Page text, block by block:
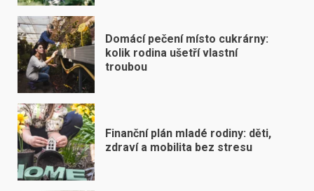
Domácí pečení místo cukrárny:
kolik rodina ušetří vlastní
troubou
Finanční plán mladé rodiny: děti,
zdraví a mobilita bez stresu